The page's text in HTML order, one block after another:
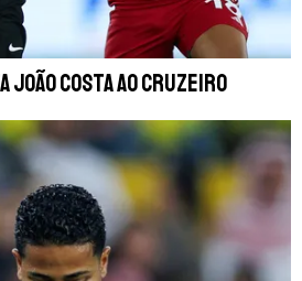
Costa ao Cruzeiro